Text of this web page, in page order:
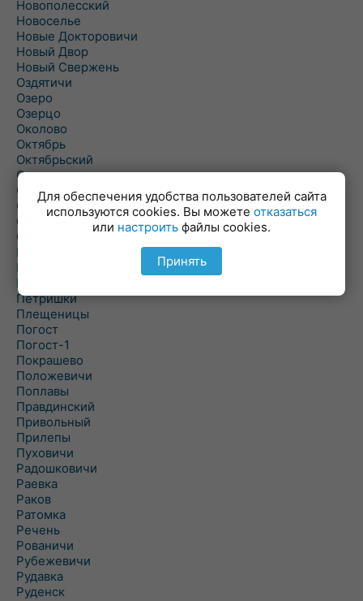
Новополесский
Новоселье
Новые Докторовичи
Новый Двор
Новый Свержень
Оздятичи
Озеро
Озерцо
Околово
Октябрь
Октябрьский
Олехновичи
Омговичи
Оношки
Осовец
Острошицкий Городок
Пасека
Пастовичи
Першаи
Петришки
Плещеницы
Погост
Погост-1
Покрашево
Положевичи
Поплавы
Правдинский
Привольный
Прилепы
Пуховичи
Радошковичи
Раевка
Раков
Ратомка
Речень
Рованичи
Рубежевичи
Рудавка
Руденск
Для обеспечения удобства пользователей сайта
используются cookies. Вы можете отказаться
или настроить файлы cookies.
Принять